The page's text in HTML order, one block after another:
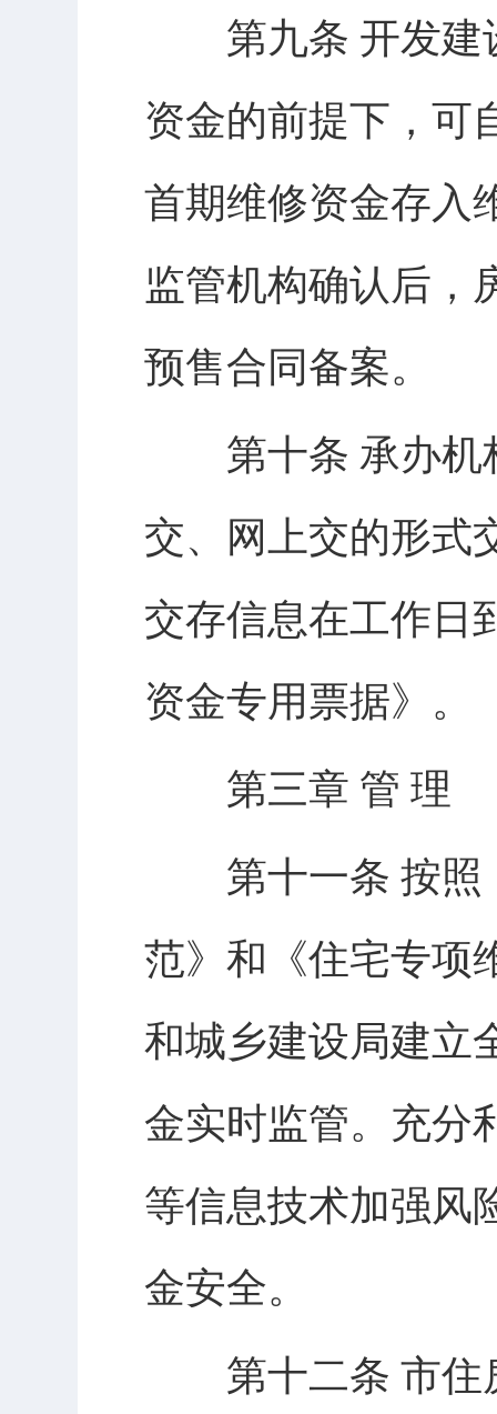
第九条 开发建
资金的前提下，可
首期维修资金存入
监管机构确认后，
预售合同备案。
第十条 承办机
交、网上交的形式
交存信息在工作日
资金专用票据》。
第三章 管 理
第十一条 按照
范》和《住宅专项
和城乡建设局建立
金实时监管。充分
等信息技术加强风
金安全。
第十二条 市住